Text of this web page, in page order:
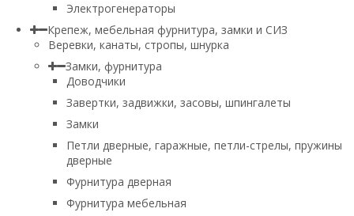
Электрогенераторы
Крепеж, мебельная фурнитура, замки и СИЗ
Веревки, канаты, стропы, шнурка
Замки, фурнитура
Доводчики
Завертки, задвижки, засовы, шпингалеты
Замки
Петли дверные, гаражные, петли-стрелы, пружины
дверные
Фурнитура дверная
Фурнитура мебельная